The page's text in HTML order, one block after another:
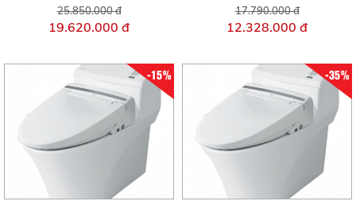
25.850.000 đ
19.620.000 đ
17.790.000 đ
12.328.000 đ
-15% -35%